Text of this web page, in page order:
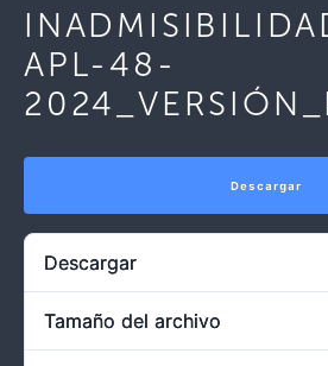
APL-48-
Descargar
Descargar
Tamaño del archivo